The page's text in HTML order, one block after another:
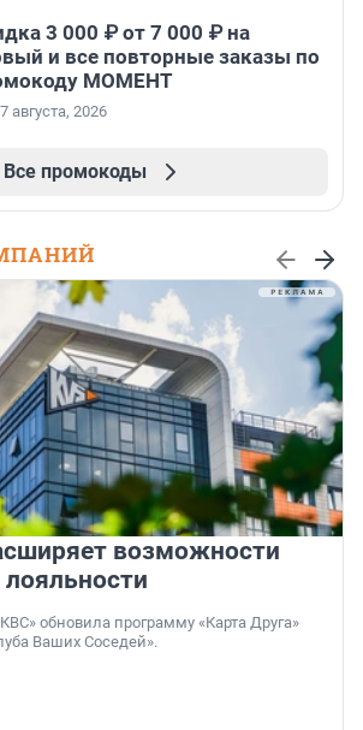
3 000 ₽ от 7 000 ₽ на
и все повторные заказы по
МОМЕНТ
августа, 2026
Все промокоды
возможности
обновила программу «Карта Друга»
Ваших Соседей».